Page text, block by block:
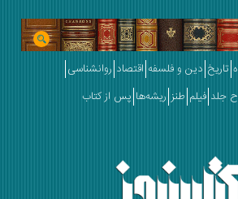
دین و فلسفه اقتصاد روانشناسی
فیلم طنز ریشه‌ها پس از کتاب